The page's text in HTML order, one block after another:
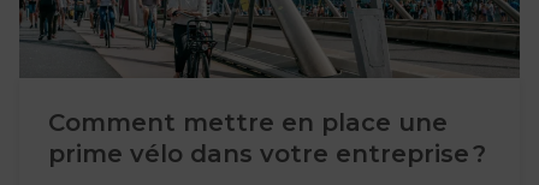
Comment mettre en place une
prime vélo dans votre entreprise ?